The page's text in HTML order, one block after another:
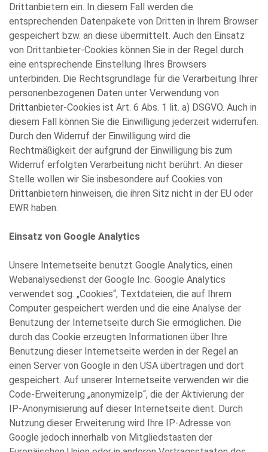
Drittanbietern ein. In diesem Fall werden die
entsprechenden Datenpakete von Dritten in Ihrem Browser
gespeichert bzw. an diese übermittelt. Auch den Einsatz
von Drittanbieter-Cookies können Sie in der Regel durch
eine entsprechende Einstellung Ihres Browsers
unterbinden. Die Rechtsgrundlage für die Verarbeitung Ihrer
personenbezogenen Daten unter Verwendung von
Drittanbieter-Cookies ist Art. 6 Abs. 1 lit. a) DSGVO. Auch in
diesem Fall können Sie die Einwilligung jederzeit widerrufen.
Durch den Widerruf der Einwilligung wird die
Rechtmäßigkeit der aufgrund der Einwilligung bis zum
Widerruf erfolgten Verarbeitung nicht berührt. An dieser
Stelle wollen wir Sie insbesondere auf Cookies von
Drittanbietern hinweisen, die ihren Sitz nicht in der EU oder
EWR haben:
Einsatz von Google Analytics
Unsere Internetseite benutzt Google Analytics, einen
Webanalysedienst der Google Inc. Google Analytics
verwendet sog. „Cookies“, Textdateien, die auf Ihrem
Computer gespeichert werden und die eine Analyse der
Benutzung der Internetseite durch Sie ermöglichen. Die
durch das Cookie erzeugten Informationen über Ihre
Benutzung dieser Internetseite werden in der Regel an
einen Server von Google in den USA übertragen und dort
gespeichert. Auf unserer Internetseite verwenden wir die
Code-Erweiterung „anonymizeIp“, die der Aktivierung der
IP-Anonymisierung auf dieser Internetseite dient. Durch
Nutzung dieser Erweiterung wird Ihre IP-Adresse von
Google jedoch innerhalb von Mitgliedstaaten der